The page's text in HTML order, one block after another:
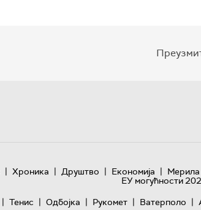
| Хроника | Друштво | Економија | Мерила
ЕУ могућности
| Тенис | Одбојка | Рукомет | Ватерполо |